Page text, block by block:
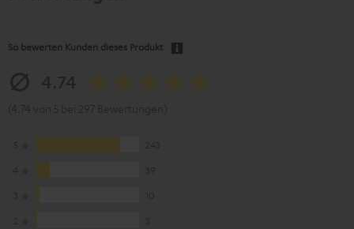
So bewerten Kunden dieses Produkt